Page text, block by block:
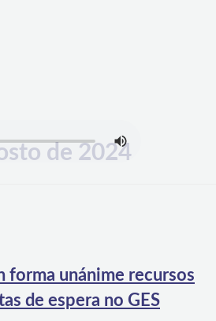
de 2024
forma unánime recursos
de espera no GES